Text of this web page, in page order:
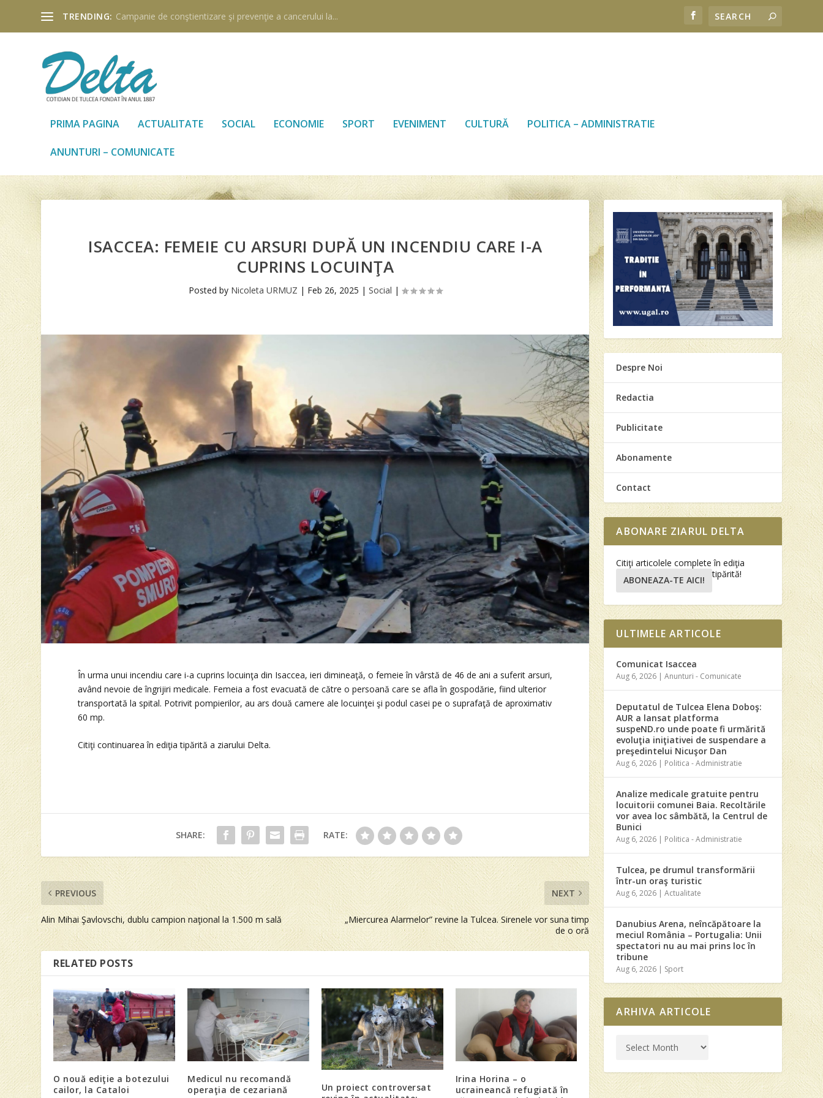
TRENDING: Campanie de conştientizare şi prevenţie a cancerului la...
PRIMA PAGINA ACTUALITATE SOCIAL ECONOMIE SPORT EVENIMENT CULTURĂ POLITICA – ADMINISTRATIE
ANUNTURI – COMUNICATE
ISACCEA: FEMEIE CU ARSURI DUPĂ UN INCENDIU CARE I-A
CUPRINS LOCUINŢA
Posted by Nicoleta URMUZ | Feb 26, 2025 | Social |
În urma unui incendiu care i-a cuprins locuinţa din Isaccea, ieri dimineaţă, o femeie în vârstă de 46 de ani a suferit arsuri,
având nevoie de îngrijiri medicale. Femeia a fost evacuată de către o persoană care se afla în gospodărie, fiind ulterior
transportată la spital. Potrivit pompierilor, au ars două camere ale locuinţei şi podul casei pe o suprafaţă de aproximativ
60 mp.
Citiţi continuarea în ediţia tipărită a ziarului Delta.
SHARE: RATE:
PREVIOUS
Alin Mihai Şavlovschi, dublu campion naţional la 1.500 m sală
NEXT
„Miercurea Alarmelor” revine la Tulcea. Sirenele vor suna timp
de o oră
RELATED POSTS
O nouă ediţie a botezului
cailor, la Cataloi
Medicul nu recomandă
operaţia de cezariană
Un proiect controversat
Irina Horina – o
ucraineancă refugiată în
Despre Noi
Redactia
Publicitate
Abonamente
Contact
ABONARE ZIARUL DELTA
Citiţi articolele complete în ediţia
tipărită!
ABONEAZA-TE AICI!
ULTIMELE ARTICOLE
Comunicat Isaccea
Aug 6, 2026 |Anunturi - Comunicate
Deputatul de Tulcea Elena Doboş:
AUR a lansat platforma
suspeND.ro unde poate fi urmărită
evoluţia iniţiativei de suspendare a
preşedintelui Nicuşor Dan
Aug 6, 2026 | Politica - Administratie
Analize medicale gratuite pentru
locuitorii comunei Baia. Recoltările
vor avea loc sâmbătă, la Centrul de
Bunici
Aug 6, 2026 | Politica - Administratie
Tulcea, pe drumul transformării
într-un oraş turistic
Aug 6, 2026 |Actualitate
Danubius Arena, neîncăpătoare la
meciul România – Portugalia: Unii
spectatori nu au mai prins loc în
tribune
Aug 6, 2026 | Sport
ARHIVA ARTICOLE